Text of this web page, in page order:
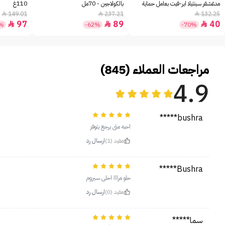
مدغشقر سينتيلا اير-فيت بعامل حماية
+30 - 50مل
132.25

40

-70%
بالكولاجين - 70مل
237.21

89

-62%
110غ
149.01

97

مراجعات العملاء (845)
4.9
bushra*****
احبه متى يرجع يتوفر
مفيد (1)
ارسال رد
Bushra*****
حلو مرااا احلى سيروم
مفيد (0)
ارسال رد
سما*****